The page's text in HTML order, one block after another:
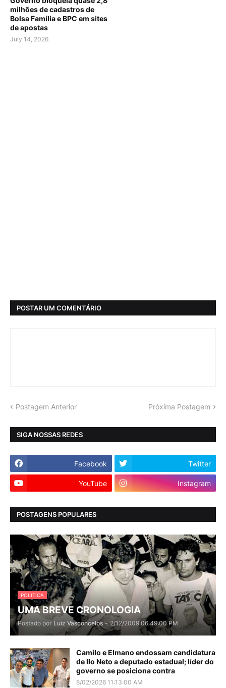
milhões de cadastros de
Bolsa Família e BPC em sites
de apostas
July 14, 2026
POSTAR UM COMENTÁRIO
Postagem Anterior Próxima Postagem
SIGA NOSSAS REDES
Facebook Twitter
YouTube Instagram
POSTAGENS POPULARES
POLITICA
UMA BREVE CRONOLOGIA
Postado por Luiz Vasconcelos - 2/12/2009 06:49:00 PM
Camilo e Elmano endossam candidatura
de Ilo Neto a deputado estadual; líder do
governo se posiciona contra
8/02/2026 11:13:00 AM